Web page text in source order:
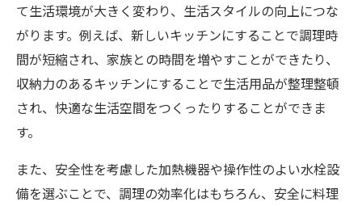
て生活環境が大きく変わり、生活スタイルの向上につな
がります。例えば、新しいキッチンにすることで調理時
間が短縮され、家族との時間を増やすことができたり、
収納力のあるキッチンにすることで生活用品が整理整頓
され、快適な生活空間をつくったりすることができま
す。
また、安全性を考慮した加熱機器や操作性のよい水栓設
備を選ぶことで、調理の効率化はもちろん、安全に料理